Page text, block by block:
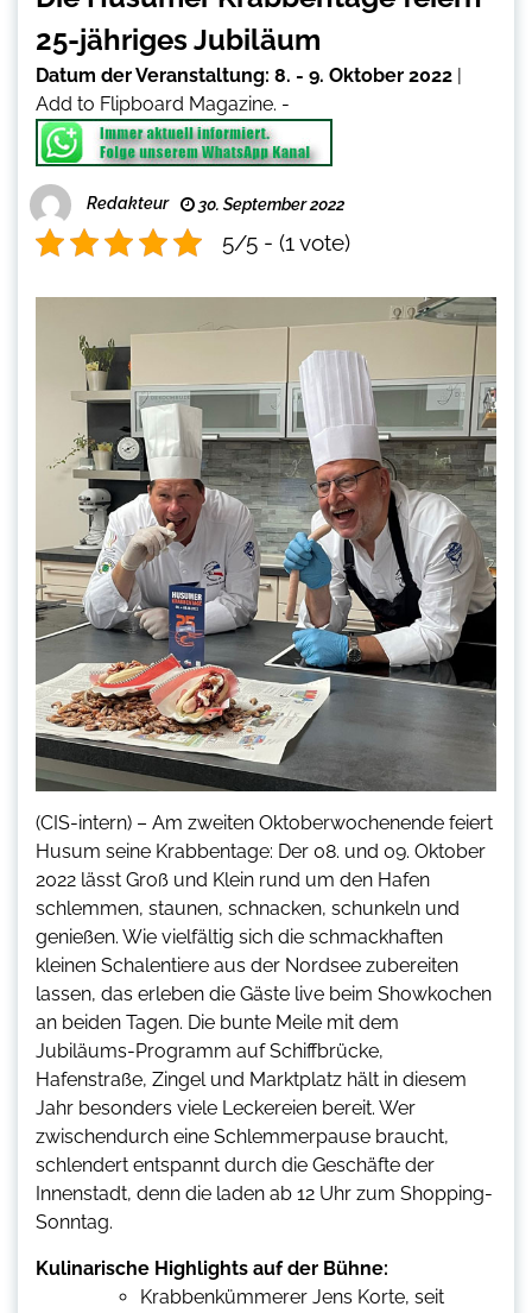
25-jähriges Jubiläum
Datum der Veranstaltung: 8. - 9. Oktober 2022
Add to Flipboard Magazine. -
Redakteur 30. September 2022
5/5 - (1 vote)
(CIS-intern) – Am zweiten Oktoberwochenende feiert
Husum seine Krabbentage: Der 08. und 09. Oktober
2022 lässt Groß und Klein rund um den Hafen
schlemmen, staunen, schnacken, schunkeln und
genießen. Wie vielfältig sich die schmackhaften
kleinen Schalentiere aus der Nordsee zubereiten
lassen, das erleben die Gäste live beim Showkochen
an beiden Tagen. Die bunte Meile mit dem
Jubiläums-Programm auf Schiffbrücke,
Hafenstraße, Zingel und Marktplatz hält in diesem
Jahr besonders viele Leckereien bereit. Wer
zwischendurch eine Schlemmerpause braucht,
schlendert entspannt durch die Geschäfte der
Innenstadt, denn die laden ab 12 Uhr zum Shopping-
Sonntag.
Kulinarische Highlights auf der Bühne:
Krabbenkümmerer Jens Korte, seit